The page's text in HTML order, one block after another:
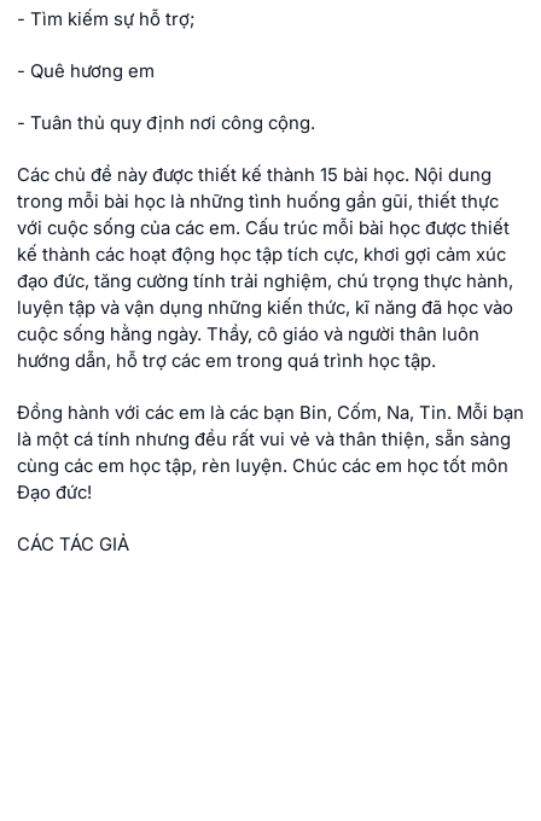
- Tìm kiếm sự hỗ trợ;
- Quê hương em
- Tuân thủ quy định nơi công cộng.
Các chủ đề này được thiết kế thành 15 bài học. Nội dung
trong mỗi bài học là những tình huống gần gũi, thiết thực
với cuộc sống của các em. Cấu trúc mỗi bài học được thiết
kế thành các hoạt động học tập tích cực, khơi gợi cảm xúc
đạo đức, tăng cường tính trải nghiệm, chú trọng thực hành,
luyện tập và vận dụng những kiến thức, kĩ năng đã học vào
cuộc sống hằng ngày. Thầy, cô giáo và người thân luôn
hướng dẫn, hỗ trợ các em trong quá trình học tập.
Đồng hành với các em là các bạn Bin, Cốm, Na, Tin. Mỗi bạn
là một cá tính nhưng đều rất vui vẻ và thân thiện, sẵn sàng
cùng các em học tập, rèn luyện. Chúc các em học tốt môn
Đạo đức!
CÁC TÁC GIẢ